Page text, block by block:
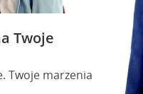
Twoje
Twoje marzenia